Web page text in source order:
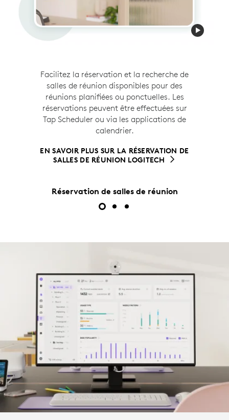
Facilitez la réservation et la recherche de
salles de réunion disponibles pour des
réunions planifiées ou ponctuelles. Les
réservations peuvent être effectuées sur
Tap Scheduler ou via les applications de
calendrier.
EN SAVOIR PLUS SUR LA RÉSERVATION DE
SALLES DE RÉUNION LOGITECH
Aidez les employés à trouver facilement le
bureau idéal. Les réservations se font
facilement via l’applicationLogi Tune. La
réservation de bureaux peut être utilisée
avec ou sans Logi Dock Flex.
BUREAUX LOGITECH
Logitech View simplifie la navigation sur le lieu
de travail avec des cartes interactives sur de
grands écrans tactiles (nécessite RoomMate
Les employés peuvent rapidement rechercher et
trouver des espaces disponibles, réserver des
espaces directement à partir de la carte et
5
système qui s’intègre parfaitement à n’importe
quel fournisseur de services.
Réservation de salles de réunion